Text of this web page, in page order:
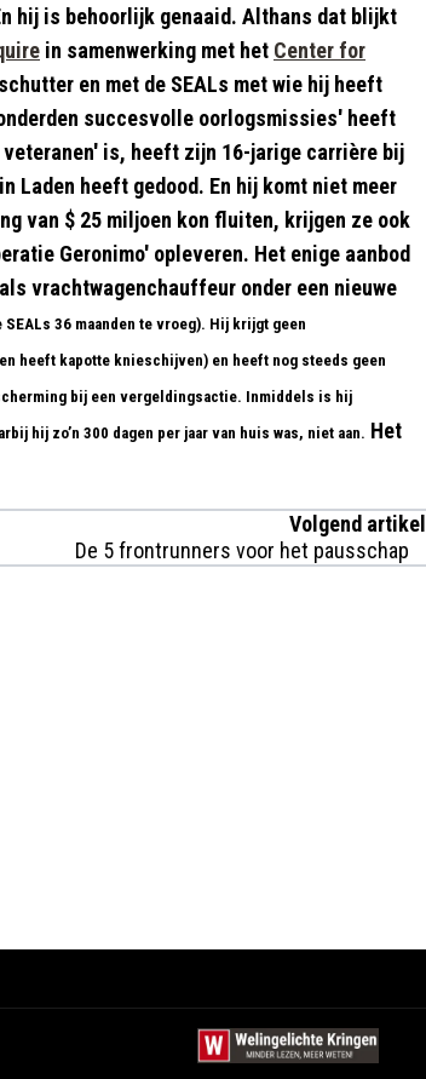
hij is behoorlijk genaaid. Althans dat blijkt
in samenwerking met het Center for
en met de SEALs met wie hij heeft
succesvolle oorlogsmissies' heeft
is, heeft zijn 16-jarige carrière bij
Laden heeft gedood. En hij komt niet meer
van $ 25 miljoen kon fluiten, krijgen ze ook
Geronimo' opleveren. Het enige aanbod
vrachtwagenchauffeur onder een nieuwe
36 maanden te vroeg). Hij krijgt geen
heeft kapotte knieschijven) en heeft nog steeds geen
bij een vergeldingsactie. Inmiddels is hij
hij zo’n 300 dagen per jaar van huis was, niet aan. Het
Volgend artikel
De 5 frontrunners voor het pausschap